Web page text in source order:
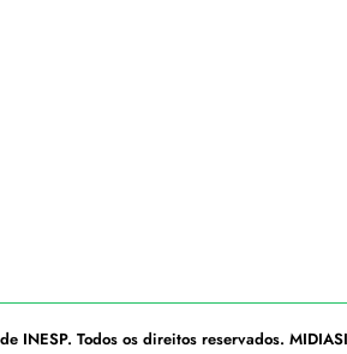
INESP. Todos os direitos reservados.